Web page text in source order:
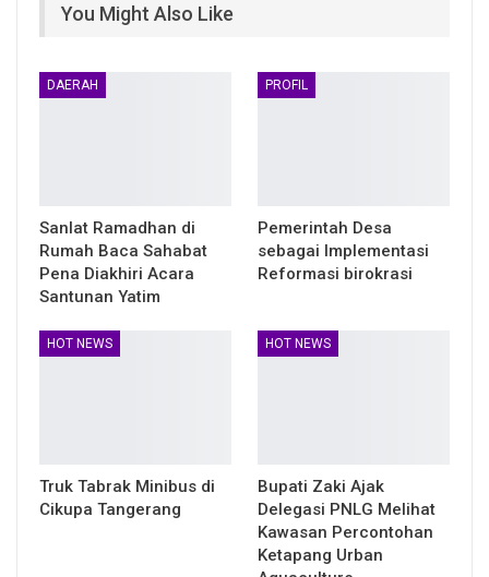
You Might Also Like
DAERAH
Sanlat Ramadhan di
Rumah Baca Sahabat
Pena Diakhiri Acara
Santunan Yatim
PROFIL
Pemerintah Desa
sebagai Implementasi
Reformasi birokrasi
HOT NEWS
Truk Tabrak Minibus di
Cikupa Tangerang
HOT NEWS
Bupati Zaki Ajak
Delegasi PNLG Melihat
Kawasan Percontohan
Ketapang Urban